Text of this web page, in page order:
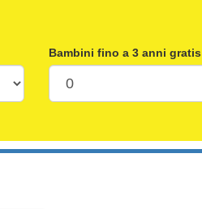
Bambini fino a 3 anni gratis